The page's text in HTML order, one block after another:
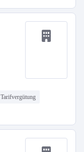
Tarifvergütung